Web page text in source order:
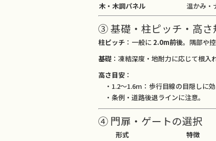
木・木調パネル
温かみ・
③ 基礎・柱ピッチ・高さ
柱ピッチ ：一般に 2.0m前後。隅部や
基礎 ：凍結深度・地耐力に応じて根入
高さ目安 ：
・1.2〜1.6m：歩行目線の目隠しに効
・条例・道路後退ラインに注意。
④ 門扉・ゲートの選択
形式 特徴